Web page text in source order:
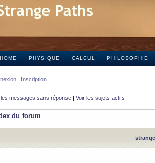
HOME PHYSIQUE CALCUL PHILOSOPHIE
Inscription
les messages sans réponse | Voir les sujets actifs
du forum